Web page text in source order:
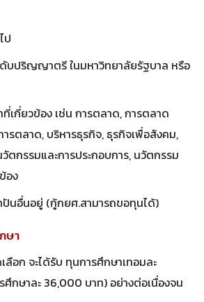
ป
ดับปริญญาตรี ในมหาวิทยาลัยรัฐบาล หรือ
เกี่ยวข้อง เช่น การตลาด, การตลาด
รตลาด, บริหารธุรกิจ, ธุรกิจเพื่อสังคม,
ตกรรมและการประกอบการ, นวัตกรรม
อง
ปันอื่นอยู่ (กู้กยศ.สามารถขอทุนได้)
ษา
อก จะได้รับ ทุนการศึกษาเทอมละ
กษาละ 36,000 บาท) อย่างต่อเนื่องจน